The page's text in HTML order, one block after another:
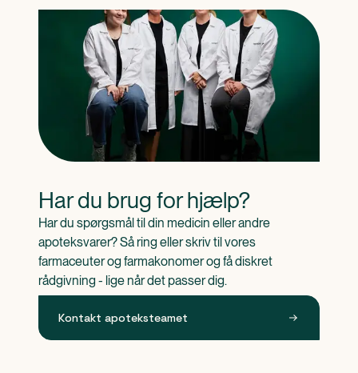
Har du brug for hjælp?
Har du spørgsmål til din medicin eller andre
apoteksvarer? Så ring eller skriv til vores
farmaceuter og farmakonomer og få diskret
rådgivning - lige når det passer dig.
Kontakt apoteksteamet